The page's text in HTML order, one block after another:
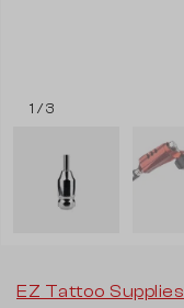
1 / 3
EZ Tattoo Supplies